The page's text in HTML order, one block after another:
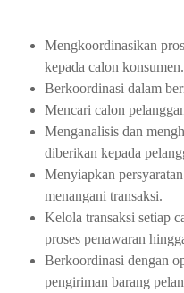
Mengkoordinasikan
kepada calon konsumen.
Berkoordinasi dalam
Mencari calon
Menganalisis dan
diberikan kepada
Menyiapkan
menangani transaksi.
Kelola transaksi setiap
proses penawaran
Berkoordinasi dengan
pengiriman barang